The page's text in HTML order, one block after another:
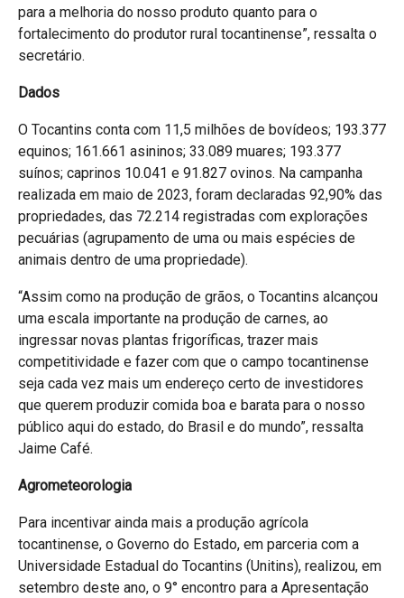
para a melhoria do nosso produto quanto para o
fortalecimento do produtor rural tocantinense”, ressalta o
secretário.
Dados
O Tocantins conta com 11,5 milhões de bovídeos; 193.377
equinos; 161.661 asininos; 33.089 muares; 193.377
suínos; caprinos 10.041 e 91.827 ovinos. Na campanha
realizada em maio de 2023, foram declaradas 92,90% das
propriedades, das 72.214 registradas com explorações
pecuárias (agrupamento de uma ou mais espécies de
animais dentro de uma propriedade).
“Assim como na produção de grãos, o Tocantins alcançou
uma escala importante na produção de carnes, ao
ingressar novas plantas frigoríficas, trazer mais
competitividade e fazer com que o campo tocantinense
seja cada vez mais um endereço certo de investidores
que querem produzir comida boa e barata para o nosso
público aqui do estado, do Brasil e do mundo”, ressalta
Jaime Café.
Agrometeorologia
Para incentivar ainda mais a produção agrícola
tocantinense, o Governo do Estado, em parceria com a
Universidade Estadual do Tocantins (Unitins), realizou, em
setembro deste ano, o 9° encontro para a Apresentação